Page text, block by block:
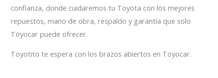
confianza, donde cuidaremos tu Toyota con los mejores
repuestos, mano de obra, respaldo y garantía que solo
Toyocar puede ofrecer.
Toyotito te espera con los brazos abiertos en Toyocar.